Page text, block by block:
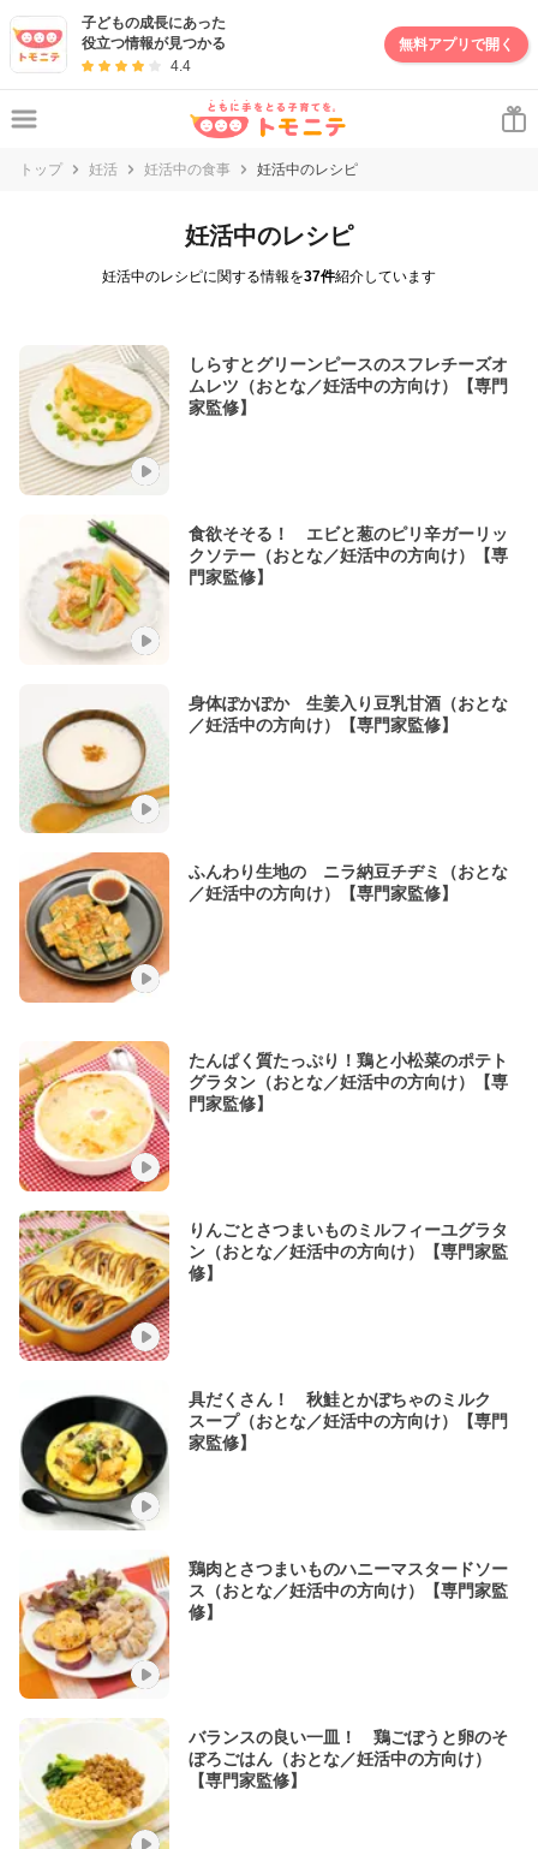
子どもの成長にあった
役立つ情報が見つかる
4.4
無料アプリで開く
トップ 妊活 妊活中の食事 妊活中のレシピ
妊活中のレシピ
妊活中のレシピに関する情報を37件紹介しています
しらすとグリーンピースのスフレチーズオ
ムレツ（おとな／妊活中の方向け）【専門
家監修】
食欲そそる！ エビと葱のピリ辛ガーリッ
クソテー（おとな／妊活中の方向け）【専
門家監修】
身体ぽかぽか 生姜入り豆乳甘酒（おとな
／妊活中の方向け）【専門家監修】
ふんわり生地の ニラ納豆チヂミ（おとな
／妊活中の方向け）【専門家監修】
たんぱく質たっぷり！鶏と小松菜のポテト
グラタン（おとな／妊活中の方向け）【専
門家監修】
りんごとさつまいものミルフィーユグラタ
ン（おとな／妊活中の方向け）【専門家監
修】
具だくさん！ 秋鮭とかぼちゃのミルク
スープ（おとな／妊活中の方向け）【専門
家監修】
鶏肉とさつまいものハニーマスタードソー
ス（おとな／妊活中の方向け）【専門家監
修】
バランスの良い一皿！ 鶏ごぼうと卵のそ
ぼろごはん（おとな／妊活中の方向け）
【専門家監修】